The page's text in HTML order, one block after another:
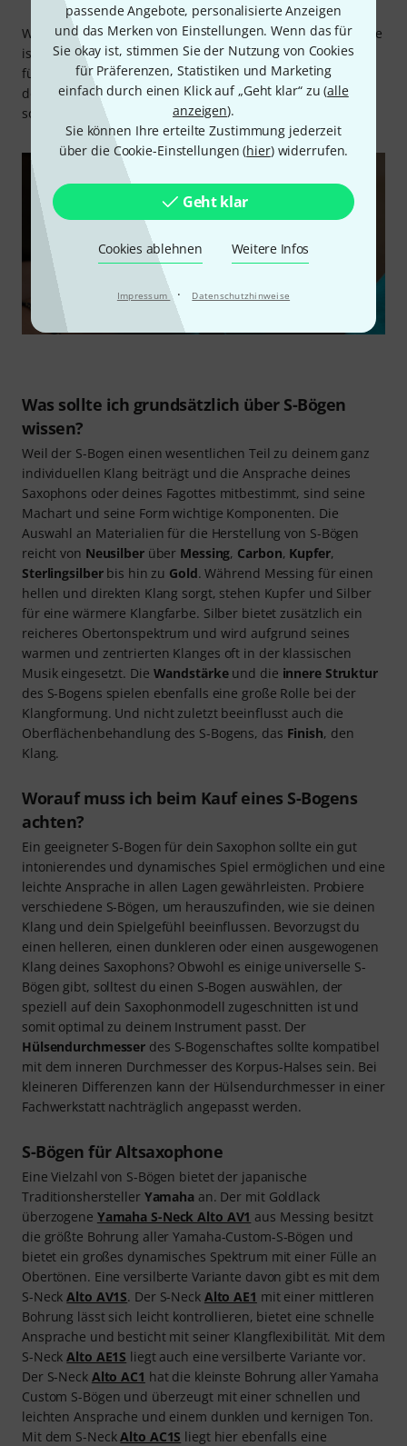
passende Angebote, personalisierte Anzeigen
und das Merken von Einstellungen. Wenn das für
Sie okay ist, stimmen Sie der Nutzung von Cookies
für Präferenzen, Statistiken und Marketing
einfach durch einen Klick auf „Geht klar“ zu (alle
anzeigen).
Sie können Ihre erteilte Zustimmung jederzeit
über die Cookie-Einstellungen (hier) widerrufen.
Geht klar
Cookies ablehnen Weitere Infos
Impressum · Datenschutzhinweise
Weil auch die Anschaffung eines S-Bogens Vertrauenssache
ist, sorgt die30 Tage Money-Back-Garantie von Thomann
für ein risikoloses und entspanntes Einkaufen. Und nach
dem Kauf bieten dir 3 Jahre Thomann Garantielange und
sorgenfreie Freude am Instrument.
Was sollte ich grundsätzlich über S-Bögen
wissen?
Weil der S-Bogen einen wesentlichen Teil zu deinem ganz
individuellen Klang beiträgt und die Ansprache deines
Saxophons oder deines Fagottes mitbestimmt, sind seine
Machart und seine Form wichtige Komponenten. Die
Auswahl an Materialien für die Herstellung von S-Bögen
reicht von Neusilberüber Messing, Carbon, Kupfer,
Sterlingsilberbis hin zu Gold. Während Messing für einen
hellen und direkten Klang sorgt, stehen Kupfer und Silber
für eine wärmere Klangfarbe. Silber bietet zusätzlich ein
reicheres Obertonspektrum und wird aufgrund seines
warmen und zentrierten Klanges oft in der klassischen
Musik eingesetzt. Die Wandstärkeund die innere Struktur
des S-Bogens spielen ebenfalls eine große Rolle bei der
Klangformung. Und nicht zuletzt beeinflusst auch die
Oberflächenbehandlung des S-Bogens, das Finish, den
Klang.
Worauf muss ich beim Kauf eines S-Bogens
achten?
Ein geeigneter S-Bogen für dein Saxophon sollte ein gut
intonierendes und dynamisches Spiel ermöglichen und eine
leichte Ansprache in allen Lagen gewährleisten. Probiere
verschiedene S-Bögen, um herauszufinden, wie sie deinen
Klang und dein Spielgefühl beeinflussen. Bevorzugst du
einen helleren, einen dunkleren oder einen ausgewogenen
Klang deines Saxophons? Obwohl es einige universelle S-
Bögen gibt, solltest du einen S-Bogen auswählen, der
speziell auf dein Saxophonmodell zugeschnitten ist und
somit optimal zu deinem Instrument passt. Der
Hülsendurchmesser des S-Bogenschaftes sollte kompatibel
mit dem inneren Durchmesser des Korpus-Halses sein. Bei
kleineren Differenzen kann der Hülsendurchmesser in einer
Fachwerkstatt nachträglich angepasst werden.
S-Bögen für Altsaxophone
Eine Vielzahl von S-Bögen bietet der japanische
Traditionshersteller Yamaha an. Der mit Goldlack
überzogene Yamaha S-Neck Alto AV1 aus Messing besitzt
die größte Bohrung aller Yamaha-Custom-S-Bögen und
bietet ein großes dynamisches Spektrum mit einer Fülle an
Obertönen. Eine versilberte Variante davon gibt es mit dem
S-NeckAlto AV1S. Der S-Neck Alto AE1 mit einer mittleren
Bohrung lässt sich leicht kontrollieren, bietet eine schnelle
Ansprache und besticht mit seiner Klangflexibilität. Mit dem
S-NeckAlto AE1S liegt auch eine versilberte Variante vor.
Der S-Neck Alto AC1 hat die kleinste Bohrung aller Yamaha
Custom S-Bögen und überzeugt mit einer schnellen und
leichten Ansprache und einem dunklen und kernigen Ton.
Mit dem S-NeckAlto AC1S liegt hier ebenfalls eine